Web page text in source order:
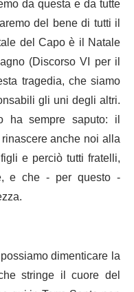
del bene di tutti il
del Capo è il Natale
(Discorso VI per il
tragedia, che siamo
gli uni degli altri.
ha sempre saputo: il
anche noi alla
e perciò tutti fratelli,
e che - per questo -
dimenticare la
stringe il cuore del